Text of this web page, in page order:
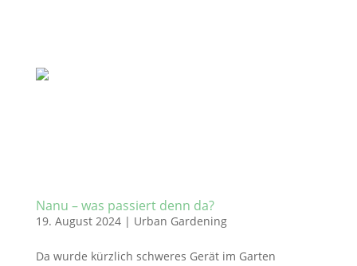
Nanu – was passiert denn da?
19. August 2024| Urban Gardening
Da wurde kürzlich schweres Gerät im Garten